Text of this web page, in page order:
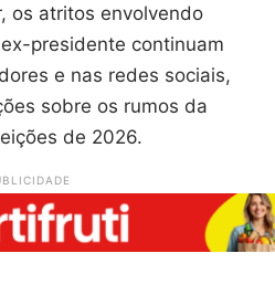
os atritos envolvendo
presidente continuam
e nas redes sociais,
sobre os rumos da
de 2026.